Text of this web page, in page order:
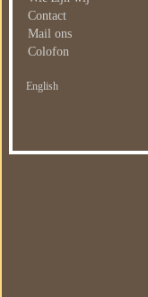
Contact
Mail ons
Colofon
English